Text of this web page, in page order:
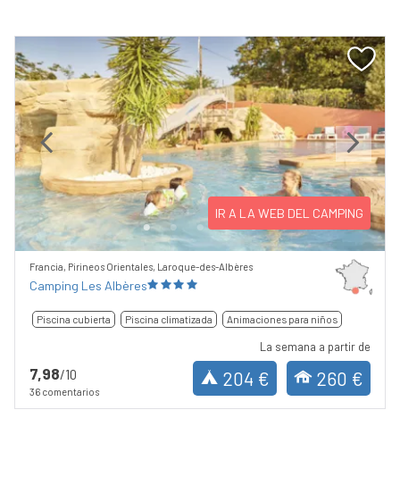
Previous Next
IR A LA WEB DEL CAMPING
Francia, Pirineos Orientales, Laroque-des-Albères
Camping Les Albères
Piscina cubierta Piscina climatizada Animaciones para niños
7,98/10
36 comentarios
La semana a partir de
204 € 260 €